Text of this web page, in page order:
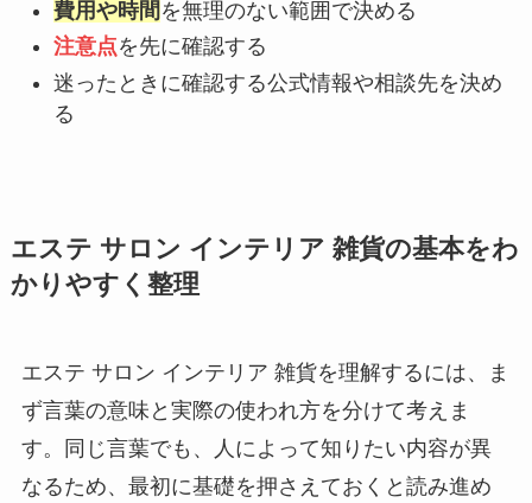
費用や時間 を無理のない範囲で決める
注意点を先に確認する
迷ったときに確認する公式情報や相談先を決め
る
エステ サロン インテリア 雑貨の基本をわ
かりやすく整理
エステ サロン インテリア 雑貨を理解するには、ま
ず言葉の意味と実際の使われ方を分けて考えま
す。同じ言葉でも、人によって知りたい内容が異
なるため、最初に基礎を押さえておくと読み進め